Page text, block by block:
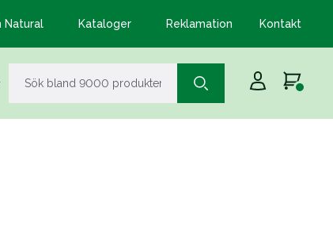
Natural Kataloger Reklamation Kontakt